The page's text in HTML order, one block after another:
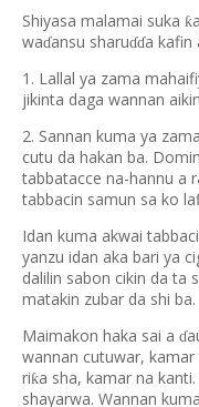
Shiyasa malamai suka ƙ
waɗansu sharuɗɗa kafin
1. Lallal ya zama
jikinta daga wannan
2. Sannan kuma ya
cutu da hakan ba.
tabbatacce na-hannu a
tabbacin samun sa ko
Idan kuma akwai
yanzu idan aka bari ya
dalilin sabon cikin da ta
matakin zubar da shi ba.
Maimakon haka sai a ɗ
wannan cutuwar,
riƙa sha, kamar na
shayarwa. Wannan